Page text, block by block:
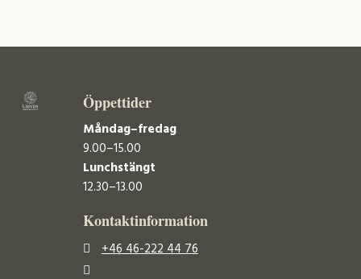
Öppettider
Måndag–fredag
9.00–15.00
Lunchstängt
12.30–13.00
Kontaktinformation
+46 46-222 44 76